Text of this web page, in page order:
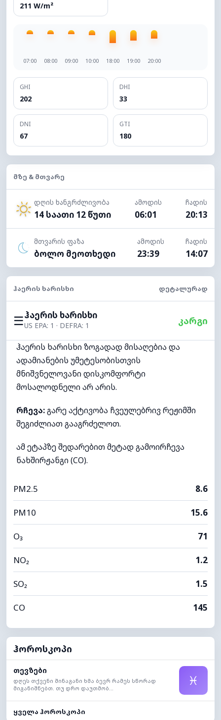
211 W/m²
07:00 08:00 09:00 10:00 18:00 19:00 20:00
GHI
202
DHI
33
DNI
67
GTI
180
ᲛᲖᲔ & ᲛᲗᲕᲐᲠᲔ
დღის ხანგრძლივობა
14 საათი 12 წუთი
ამოდის
06:01
ჩადის
20:13
მთვარის ფაზა
ბოლო მეოთხედი
ამოდის
23:39
ჩადის
14:07
ᲰᲐᲔᲠᲘᲡ ᲮᲐᲠᲘᲡᲮᲘ ᲓᲔᲢᲐᲚᲣᲠᲐᲓ
☰ჰაერის ხარისხი
US EPA: 1 · DEFRA: 1 კარგი
ჰაერის ხარისხი ზოგადად მისაღებია და
ადამიანების უმეტესობისთვის
მნიშვნელოვანი დისკომფორტი
მოსალოდნელი არ არის.
რჩევა:გარე აქტივობა ჩვეულებრივ რეჟიმში
შეგიძლიათ გააგრძელოთ.
ამ ეტაპზე შედარებით მეტად გამოირჩევა
ნახშირჟანგი (CO).
PM2.5 8.6
PM10 15.6
O₃ 71
NO₂ 1.2
SO₂ 1.5
CO 145
ჰოროსკოპი
თევზები
დღეს თქვენი შინაგანი ხმა ბევრ რამეს სწორად
მიგანიშნებთ. თუ დრო დაუთმობ...
♓
ყველა ჰოროსკოპი